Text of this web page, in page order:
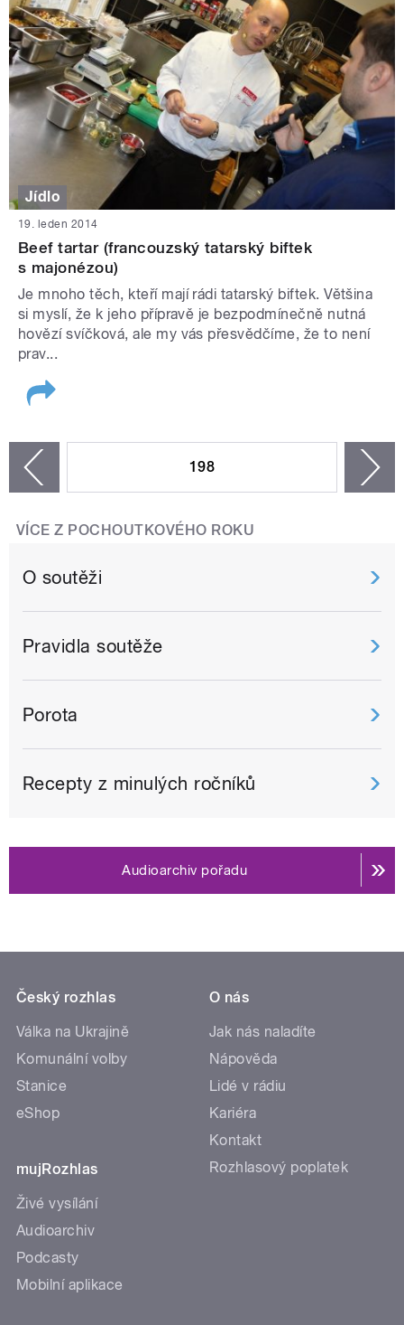
Jídlo
19. leden 2014
Beef tartar (francouzský tatarský biftek
s majonézou)
Je mnoho těch, kteří mají rádi tatarský biftek. Většina
si myslí, že k jeho přípravě je bezpodmínečně nutná
hovězí svíčková, ale my vás přesvědčíme, že to není
prav...
198
VÍCE Z POCHOUTKOVÉHO ROKU
O soutěži
Pravidla soutěže
Porota
Recepty z minulých ročníků
Audioarchiv pořadu
Český rozhlas
Válka na Ukrajině
Komunální volby
Stanice
eShop
mujRozhlas
Živé vysílání
Audioarchiv
Podcasty
Mobilní aplikace
O nás
Jak nás naladíte
Nápověda
Lidé v rádiu
Kariéra
Kontakt
Rozhlasový poplatek